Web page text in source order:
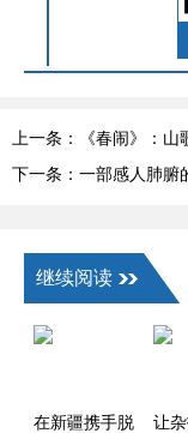
上一条：《春闹》：山
下一条：一部感人肺腑
继续阅读
在新疆携手脱
让